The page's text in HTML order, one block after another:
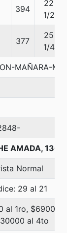
394
22
1/2
377
25
1/4
MAÑARA-
AMADA,
Normal
29 al 21
al 1ro,
al 4to